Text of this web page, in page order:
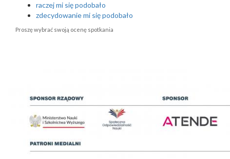
raczej mi się podobało
zdecydowanie mi się podobało
Proszę wybrać swoją ocenę spotkania